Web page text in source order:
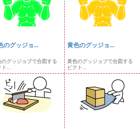
のグッジョ...
のグッジョブで合図する
ト...
黄色のグッジョ...
黄色のグッジョブで合図する
ピクト...